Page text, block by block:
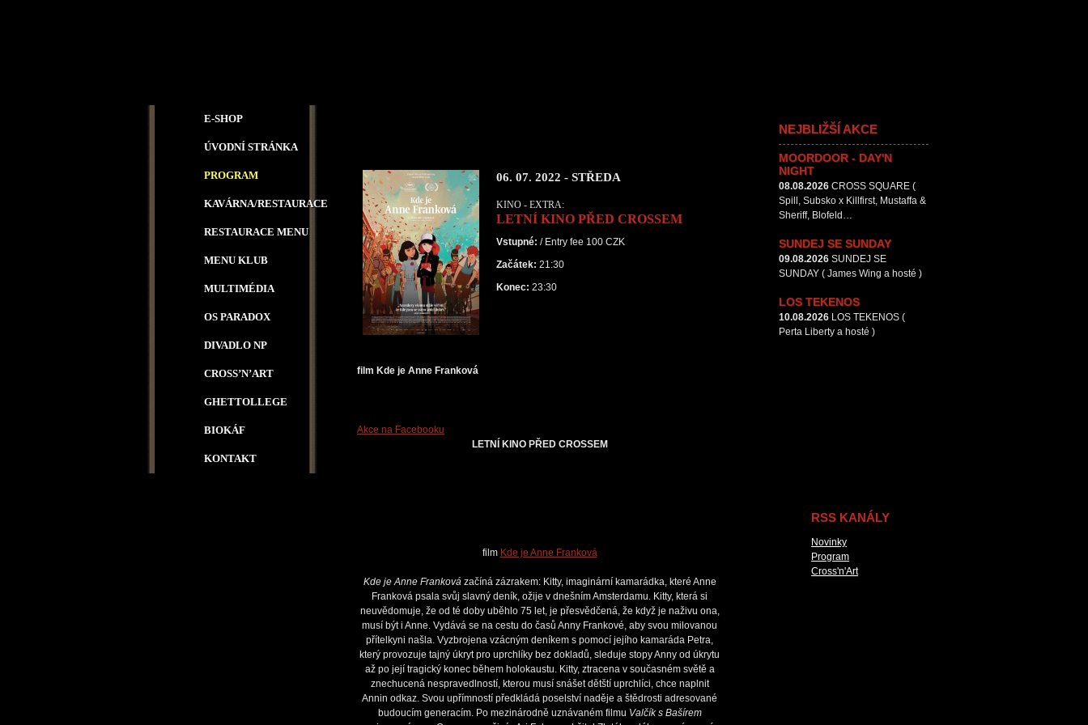
E-SHOP
ÚVODNÍ STRÁNKA
PROGRAM
KAVÁRNA/RESTAURACE
RESTAURACE MENU
MENU KLUB
MULTIMÉDIA
OS PARADOX
DIVADLO NP
CROSS’N’ART
GHETTOLLEGE
BIOKÁF
KONTAKT
06. 07. 2022 - STŘEDA
KINO - EXTRA:
LETNÍ KINO PŘED CROSSEM
Vstupné: / Entry fee 100 CZK
Začátek: 21:30
Konec: 23:30
film Kde je Anne Franková
Akce na Facebooku
LETNÍ KINO PŘED CROSSEM
film Kde je Anne Franková
Kde je Anne Frankovázačíná zázrakem: Kitty, imaginární kamarádka, které Anne
Franková psala svůj slavný deník, ožije v dnešním Amsterdamu. Kitty, která si
neuvědomuje, že od té doby uběhlo 75 let, je přesvědčená, že když je naživu ona,
musí být i Anne. Vydává se na cestu do časů Anny Frankové, aby svou milovanou
přítelkyni našla. Vyzbrojena vzácným deníkem s pomocí jejího kamaráda Petra,
který provozuje tajný úkryt pro uprchlíky bez dokladů, sleduje stopy Anny od úkrytu
až po její tragický konec během holokaustu. Kitty, ztracena v současném světě a
znechucená nespravedlností, kterou musí snášet dětští uprchlíci, chce naplnit
Annin odkaz. Svou upřímností předkládá poselství naděje a štědrosti adresované
budoucím generacím. Po mezinárodně uznávaném filmu Valčík s Bašírem
NEJBLIŽŠÍ AKCE
MOORDOOR - DAY'N
NIGHT
08.08.2026 CROSS SQUARE (
Spill, Subsko x Killfirst, Mustaffa &
Sheriff, Blofeld…
SUNDEJ SE SUNDAY
09.08.2026 SUNDEJ SE
SUNDAY ( James Wing a hosté )
LOS TEKENOS
10.08.2026 LOS TEKENOS (
Perta Liberty a hosté )
RSS KANÁLY
Novinky
Program
Cross'n'Art